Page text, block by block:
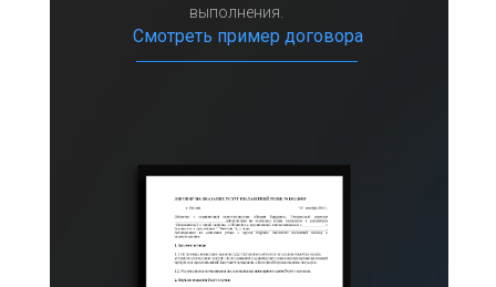
выполнения.
Смотреть пример договора